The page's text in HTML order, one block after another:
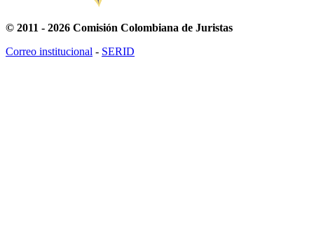
© 2011 - 2026 Comisión Colombiana de Juristas
Correo institucional - SERID